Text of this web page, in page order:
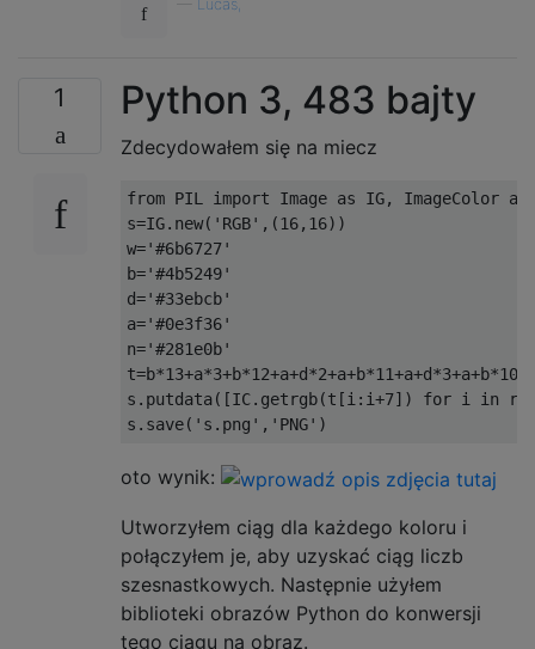
Lucas,
1 Python 3, 483 bajty
Zdecydowałem się na miecz
from PIL import Image as IG, ImageColor as
s=IG.new('RGB',(16,16))
w='#6b6727'
b='#4b5249'
d='#33ebcb'
a='#0e3f36'
n='#281e0b'
s.putdata([IC.getrgb(t[i:i+7]) for i in
oto wynik:
Utworzyłem ciąg dla każdego koloru i
połączyłem je, aby uzyskać ciąg liczb
szesnastkowych. Następnie użyłem
biblioteki obrazów Python do konwersji
tego ciągu na obraz.